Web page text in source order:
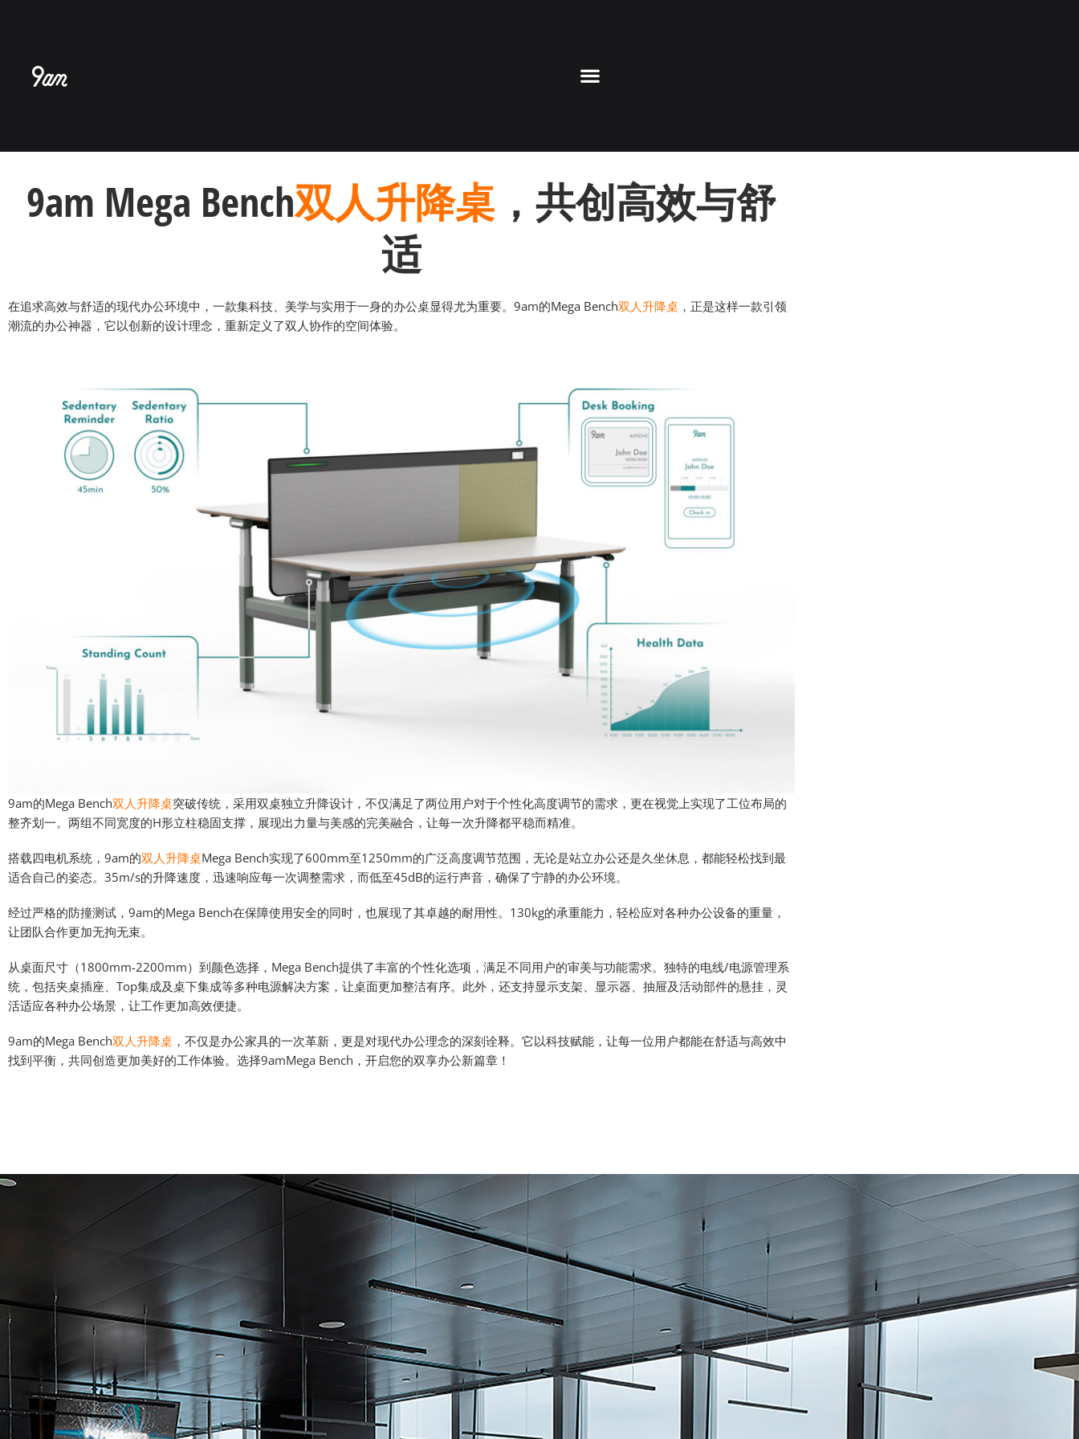
9am Mega Bench双人升降桌 ，共创高效与舒
适
在追求高效与舒适的现代办公环境中，一款集科技、美学与实用于一身的办公桌显得尤为重要。9am的Mega Bench双人升降桌 ，正是这样一款引领
潮流的办公神器，它以创新的设计理念，重新定义了双人协作的空间体验。
9am的Mega Bench双人升降桌突破传统，采用双桌独立升降设计，不仅满足了两位用户对于个性化高度调节的需求，更在视觉上实现了工位布局的
整齐划一。两组不同宽度的H形立柱稳固支撑，展现出力量与美感的完美融合，让每一次升降都平稳而精准。
搭载四电机系统，9am的双人升降桌Mega Bench实现了600mm至1250mm的广泛高度调节范围，无论是站立办公还是久坐休息，都能轻松找到最
适合自己的姿态。35m/s的升降速度，迅速响应每一次调整需求，而低至45dB的运行声音，确保了宁静的办公环境。
经过严格的防撞测试，9am的Mega Bench在保障使用安全的同时，也展现了其卓越的耐用性。130kg的承重能力，轻松应对各种办公设备的重量，
让团队合作更加无拘无束。
从桌面尺寸（1800mm-2200mm）到颜色选择，Mega Bench提供了丰富的个性化选项，满足不同用户的审美与功能需求。独特的电线/电源管理系
统，包括夹桌插座、Top集成及桌下集成等多种电源解决方案，让桌面更加整洁有序。此外，还支持显示支架、显示器、抽屉及活动部件的悬挂，灵
活适应各种办公场景，让工作更加高效便捷。
9am的Mega Bench双人升降桌 ，不仅是办公家具的一次革新，更是对现代办公理念的深刻诠释。它以科技赋能，让每一位用户都能在舒适与高效中
找到平衡，共同创造更加美好的工作体验。选择9amMega Bench，开启您的双享办公新篇章！